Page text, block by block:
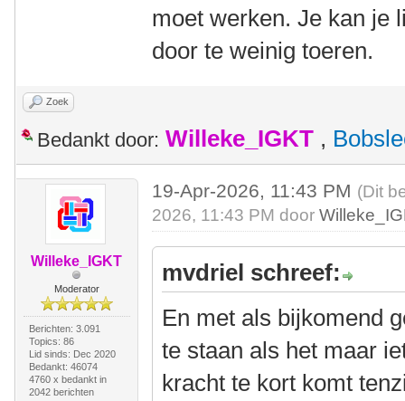
moet werken. Je kan je
door te weinig toeren.
Zoek
Bedankt door: Willeke_IGKT ,
Willeke_IGKT
Moderator
Berichten: 3.091
Topics: 86
Lid sinds: Dec 2020
Bedankt: 46074
4760 x bedankt in
2042 berichten
19-Apr-2026, 11:43 PM (Dit
2026, 11:43 PM door
mvdriel schreef:
En met als bijkomend
te staan als het maar
kracht te kort komt